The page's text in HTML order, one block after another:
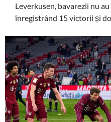
Leverkusen, bavarezii nu
înregistrând 15 victorii și